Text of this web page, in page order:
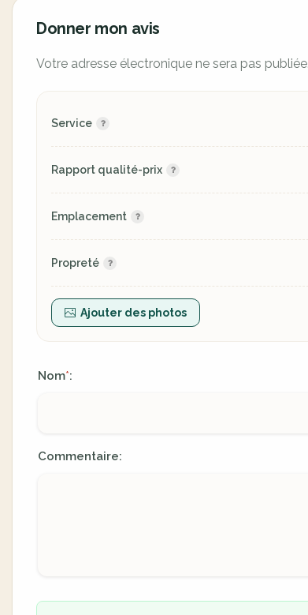
Donner mon avis
Votre adresse électronique ne sera pas publiée.
Service
Rapport qualité-prix
Emplacement
Propreté
Ajouter des photos
Nom*:
Commentaire: